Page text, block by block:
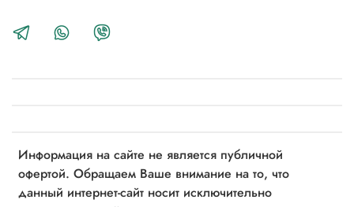
Информация на сайте не является публичной
офертой. Обращаем Ваше внимание на то, что
данный интернет-сайт носит исключительно